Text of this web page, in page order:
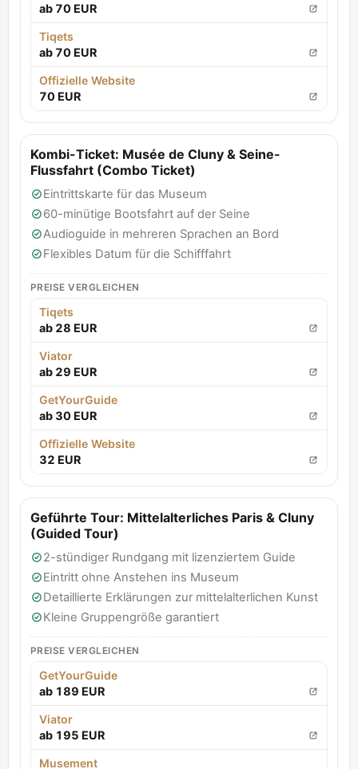
ab 70 EUR
Tiqets
ab 70 EUR
Offizielle Website
70 EUR
Kombi-Ticket: Musée de Cluny & Seine-
Flussfahrt (Combo Ticket)
Eintrittskarte für das Museum
60-minütige Bootsfahrt auf der Seine
Audioguide in mehreren Sprachen an Bord
Flexibles Datum für die Schifffahrt
PREISE VERGLEICHEN
Tiqets
ab 28 EUR
Viator
ab 29 EUR
GetYourGuide
ab 30 EUR
Offizielle Website
32 EUR
Geführte Tour: Mittelalterliches Paris & Cluny
(Guided Tour)
2-stündiger Rundgang mit lizenziertem Guide
Eintritt ohne Anstehen ins Museum
Detaillierte Erklärungen zur mittelalterlichen Kunst
Kleine Gruppengröße garantiert
PREISE VERGLEICHEN
GetYourGuide
ab 189 EUR
Viator
ab 195 EUR
Musement